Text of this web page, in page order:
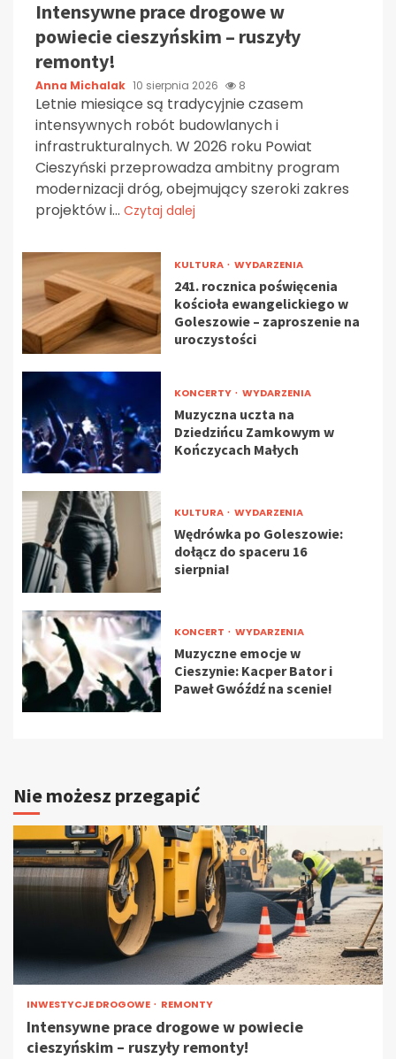
Intensywne prace drogowe w
powiecie cieszyńskim – ruszyły
remonty!
Anna Michalak 10 sierpnia 2026 8
Letnie miesiące są tradycyjnie czasem
intensywnych robót budowlanych i
infrastrukturalnych. W 2026 roku Powiat
Cieszyński przeprowadza ambitny program
modernizacji dróg, obejmujący szeroki zakres
projektów i... Czytaj dalej
KULTURA WYDARZENIA
241. rocznica poświęcenia
kościoła ewangelickiego w
Goleszowie – zaproszenie na
uroczystości
KONCERTY WYDARZENIA
Muzyczna uczta na
Dziedzińcu Zamkowym w
Kończycach Małych
KULTURA WYDARZENIA
Wędrówka po Goleszowie:
dołącz do spaceru 16
sierpnia!
KONCERT WYDARZENIA
Muzyczne emocje w
Cieszynie: Kacper Bator i
Paweł Gwóźdź na scenie!
Nie możesz przegapić
INWESTYCJE DROGOWE REMONTY
Intensywne prace drogowe w powiecie
cieszyńskim – ruszyły remonty!